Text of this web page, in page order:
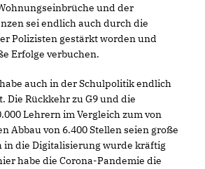
und der
sei endlich auch durch die
Polizisten gestärkt worden und
Erfolge verbuchen.
auch in der Schulpolitik endlich
Die Rückkehr zu G9 und die
Lehrern im Vergleich zum von
Abbau von 6.400 Stellen seien große
in die Digitalisierung wurde kräftig
habe die Corona-Pandemie die